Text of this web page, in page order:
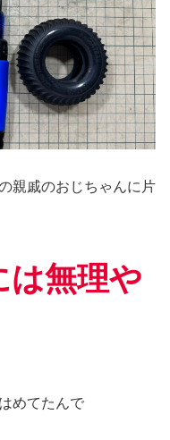
親戚のおじちゃんに片
は無理や
めてたんで